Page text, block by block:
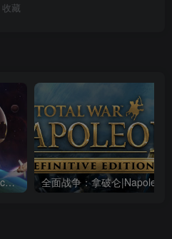
收藏
坎巴拉太空计划|Kerbal Space Program|1.12.5.3190|整合全DLC